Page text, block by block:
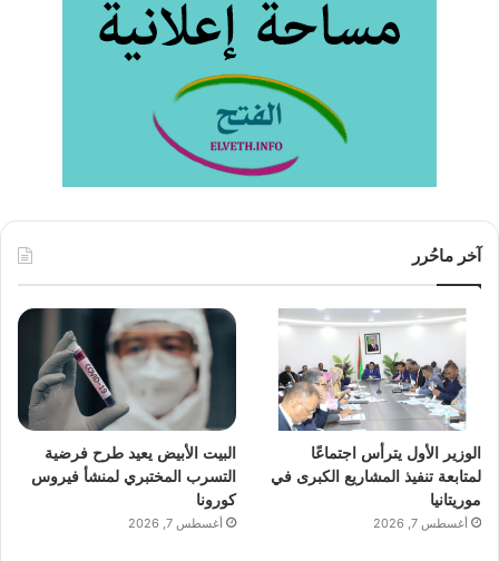
آخر ماحُرر
الوزير الأول يترأس اجتماعًا
لمتابعة تنفيذ المشاريع الكبرى في
موريتانيا
أغسطس 7, 2026
البيت الأبيض يعيد طرح فرضية
التسرب المختبري لمنشأ فيروس
كورونا
أغسطس 7, 2026